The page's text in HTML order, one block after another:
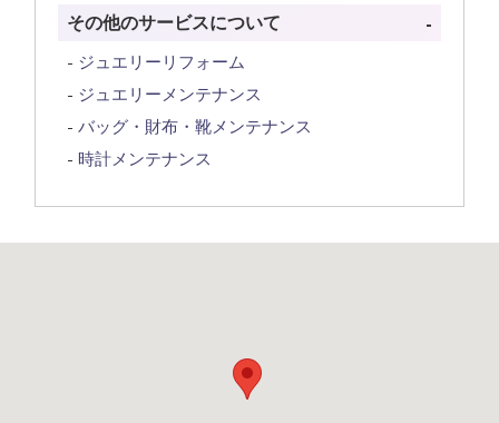
その他のサービスについて
ジュエリーリフォーム
ジュエリーメンテナンス
バッグ・財布・靴メンテナンス
時計メンテナンス